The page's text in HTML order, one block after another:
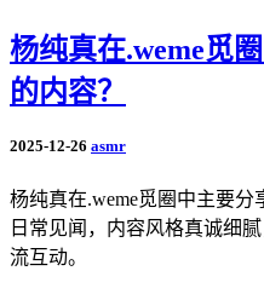
杨纯真在.weme觅
的内容？
2025-12-26 asmr
杨纯真在.weme觅圈中主要
日常见闻，内容风格真诚细
流互动。